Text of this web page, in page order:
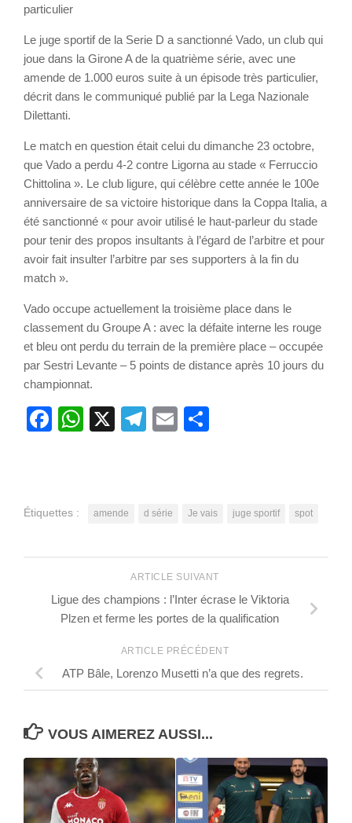
particulier
Le juge sportif de la Serie D a sanctionné Vado, un club qui
joue dans la Girone A de la quatrième série, avec une
amende de 1.000 euros suite à un épisode très particulier,
décrit dans le communiqué publié par la Lega Nazionale
Dilettanti.
Le match en question était celui du dimanche 23 octobre,
que Vado a perdu 4-2 contre Ligorna au stade « Ferruccio
Chittolina ». Le club ligure, qui célèbre cette année le 100e
anniversaire de sa victoire historique dans la Coppa Italia, a
été sanctionné « pour avoir utilisé le haut-parleur du stade
pour tenir des propos insultants à l’égard de l’arbitre et pour
avoir fait insulter l’arbitre par ses supporters à la fin du
match ».
Vado occupe actuellement la troisième place dans le
classement du Groupe A : avec la défaite interne les rouge
et bleu ont perdu du terrain de la première place – occupée
par Sestri Levante – 5 points de distance après 10 jours du
championnat.
Facebook
WhatsApp
X Telegram
Email
Étiquettes : amende d série Je vais juge sportif spot
ARTICLE SUIVANT
Ligue des champions : l’Inter écrase le Viktoria
Plzen et ferme les portes de la qualification
ARTICLE PRÉCÉDENT
ATP Bâle, Lorenzo Musetti n’a que des regrets.
VOUS AIMEREZ AUSSI...